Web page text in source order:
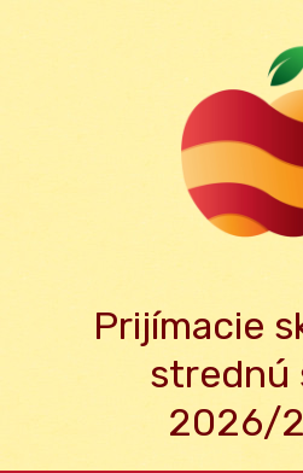
Prijímacie
strednú
2026/